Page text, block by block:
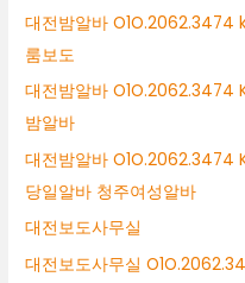
대전밤알바 O1O.2062.3474
룸보도
대전밤알바 O1O.2062.3474
밤알바
대전밤알바 O1O.2062.3474
당일알바 청주여성알바
대전보도사무실
대전보도사무실